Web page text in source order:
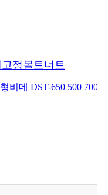
정볼트너트